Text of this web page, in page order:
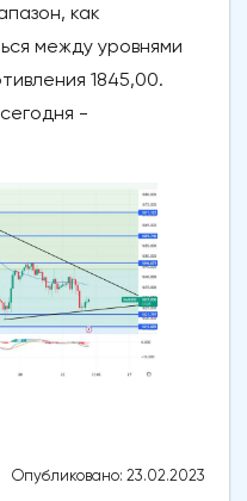
как
между уровнями
1845,00.
-
Опубликовано: 23.02.2023